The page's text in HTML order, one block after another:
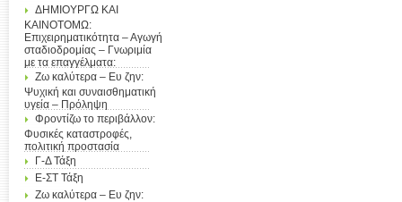
ΔΗΜΙΟΥΡΓΩ ΚΑΙ
ΚΑΙΝΟΤΟΜΩ:
Επιχειρηματικότητα – Αγωγή
σταδιοδρομίας – Γνωριμία
με τα επαγγέλματα:
Ζω καλύτερα – Ευ ζην:
Ψυχική και συναισθηματική
υγεία – Πρόληψη
Φροντίζω το περιβάλλον:
Φυσικές καταστροφές,
πολιτική προστασία
Γ-Δ Τάξη
Ε-ΣΤ Τάξη
Ζω καλύτερα – Ευ ζην: